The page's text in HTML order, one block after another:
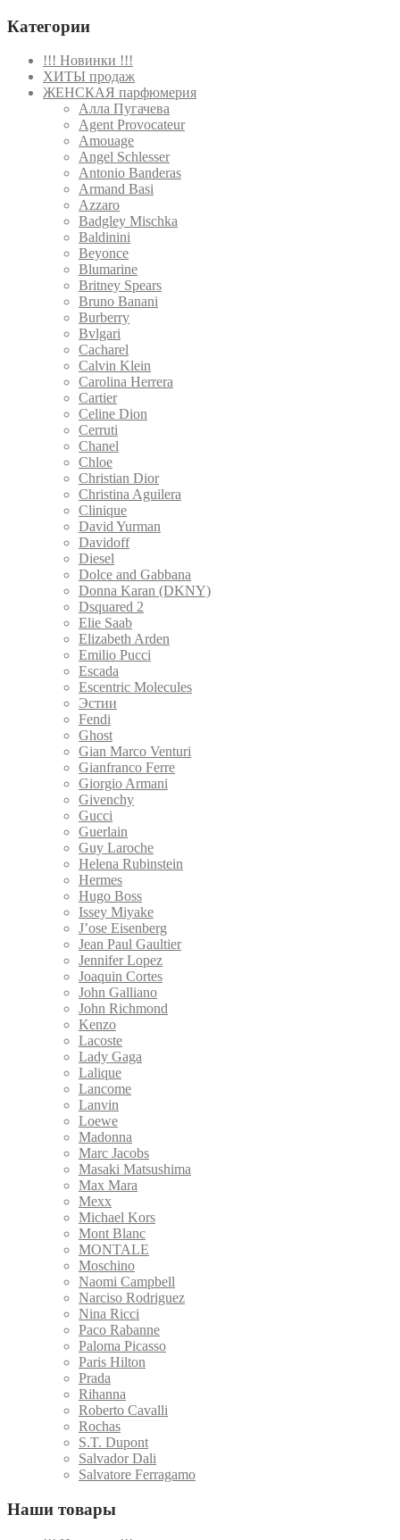
Категории
!!! Новинки !!!
ХИТЫ продаж
ЖЕНСКАЯ парфюмерия
Алла Пугачева
Agent Provocateur
Amouage
Angel Schlesser
Antonio Banderas
Armand Basi
Azzaro
Badgley Mischka
Baldinini
Beyonce
Blumarine
Britney Spears
Bruno Banani
Burberry
Bvlgari
Cacharel
Calvin Klein
Carolina Herrera
Cartier
Celine Dion
Cerruti
Chanel
Chloe
Christian Dior
Christina Aguilera
Clinique
David Yurman
Davidoff
Diesel
Dolce and Gabbana
Donna Karan (DKNY)
Dsquared 2
Elie Saab
Elizabeth Arden
Emilio Pucci
Escada
Escentric Molecules
Эстии
Fendi
Ghost
Gian Marco Venturi
Gianfranco Ferre
Giorgio Armani
Givenchy
Gucci
Guerlain
Guy Laroche
Helena Rubinstein
Hermes
Hugo Boss
Issey Miyake
J’ose Eisenberg
Jean Paul Gaultier
Jennifer Lopez
Joaquin Cortes
John Galliano
John Richmond
Kenzo
Lacoste
Lady Gaga
Lalique
Lancome
Lanvin
Loewe
Madonna
Marc Jacobs
Masaki Matsushima
Max Mara
Mexx
Michael Kors
Mont Blanc
MONTALE
Moschino
Naomi Campbell
Narciso Rodriguez
Nina Ricci
Paco Rabanne
Paloma Picasso
Paris Hilton
Prada
Rihanna
Roberto Cavalli
Rochas
S.T. Dupont
Salvador Dali
Salvatore Ferragamo
Наши товары